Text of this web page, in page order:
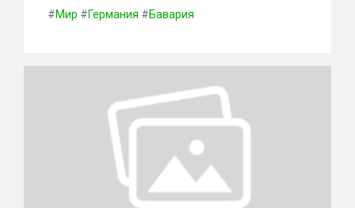
#Мир #Германия #Бавария